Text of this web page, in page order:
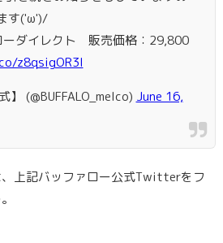
す('ω')/
ーダイレクト 販売価格：29,800
z8qsigOR3I
(@BUFFALO_melco) June 16,
上記バッファロー公式Twitterをフ